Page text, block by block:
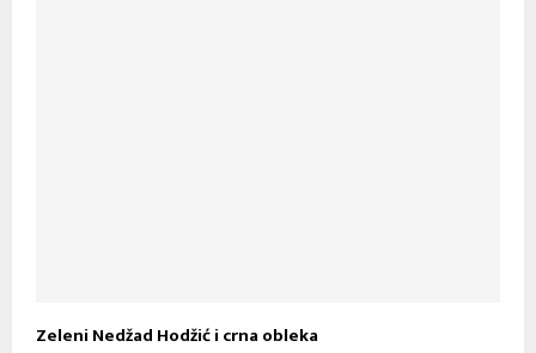
Zeleni Nedžad Hodžić i crna obleka